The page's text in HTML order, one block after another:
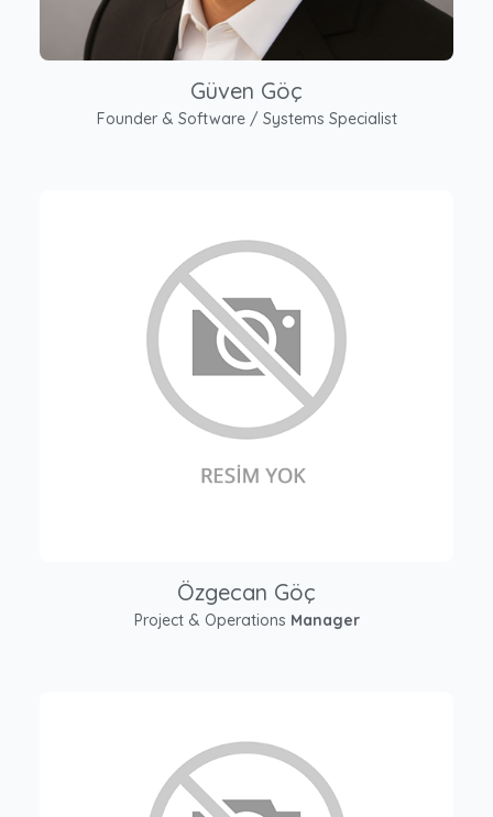
Güven Göç
Founder & Software / Systems Specialist
Özgecan Göç
Project & Operations Manager